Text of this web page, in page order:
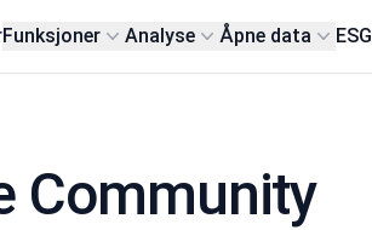
Funksjoner Analyse Åpne data ESG
Community